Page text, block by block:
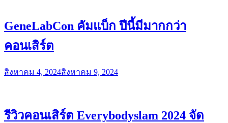
GeneLabCon คัมแบ็ก ปีนี้มีมากกว่า
คอนเสิร์ต
สิงหาคม 4, 2024สิงหาคม 9, 2024
รีวิวคอนเสิร์ต Everybodyslam 2024 จัด